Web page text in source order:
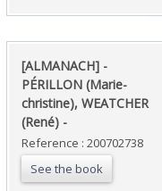
‎[ALMANACH] -
PÉRILLON (Marie-
christine), WEATCHER
(René) - ‎
Reference : 200702738
See the book